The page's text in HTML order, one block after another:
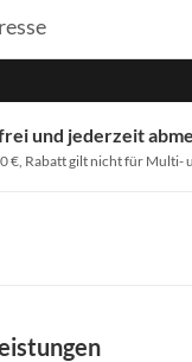
und jederzeit
€, Rabatt gilt nicht für Multi-